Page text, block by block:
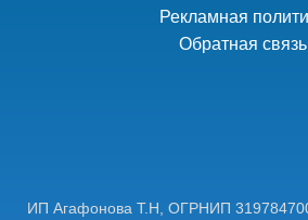
Рекламная
Обратная связь
ИП Агафонова Т.Н, ОГРНИП